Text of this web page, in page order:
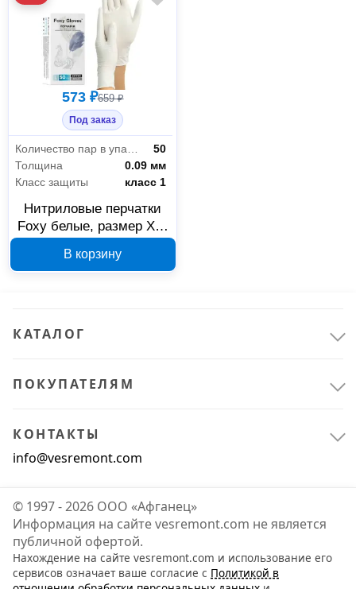
573 ₽659 ₽
Под заказ
50
Толщина
0.09 мм
Класс защиты
класс 1
Нитриловые перчатки
Foxy белые, размер XS,
В корзину
КАТАЛОГ
ПОКУПАТЕЛЯМ
КОНТАКТЫ
info@vesremont.com
© 1997 - 2026 ООО «Афганец»
Информация на сайте vesremont.com не является
публичной офертой.
Нахождение на сайте vesremont.com и использование его
сервисов означает ваше согласие с Политикой в